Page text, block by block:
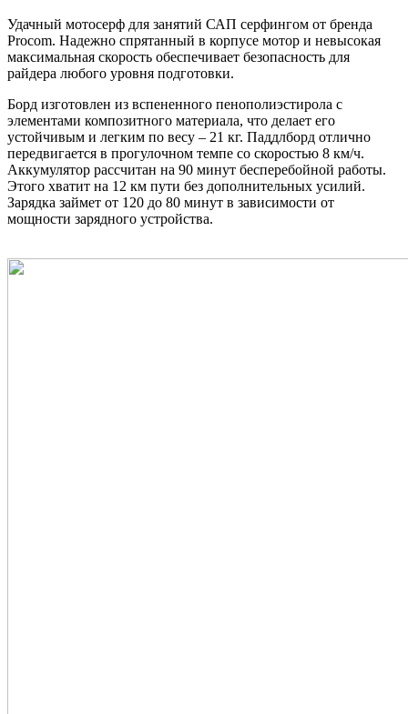
Удачный мотосерф для занятий САП серфингом от бренда
Procom. Надежно спрятанный в корпусе мотор и невысокая
максимальная скорость обеспечивает безопасность для
райдера любого уровня подготовки.
Борд изготовлен из вспененного пенополиэстирола с
элементами композитного материала, что делает его
устойчивым и легким по весу – 21 кг. Паддлборд отлично
передвигается в прогулочном темпе со скоростью 8 км/ч.
Аккумулятор рассчитан на 90 минут бесперебойной работы.
Этого хватит на 12 км пути без дополнительных усилий.
Зарядка займет от 120 до 80 минут в зависимости от
мощности зарядного устройства.